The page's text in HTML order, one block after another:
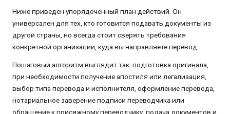
Ниже приведен упорядоченный план действий. Он
универсален для тех, кто готовится подавать документы из
другой страны, но всегда стоит сверять требования
конкретной организации, куда вы направляете перевод.
Пошаговый алгоритм выглядит так: подготовка оригинала,
при необходимости получение апостиля или легализация,
выбор типа перевода и исполнителя, оформление перевода,
нотариальное заверение подписи переводчика или
обращение к присяжному переводчику, подача документов и